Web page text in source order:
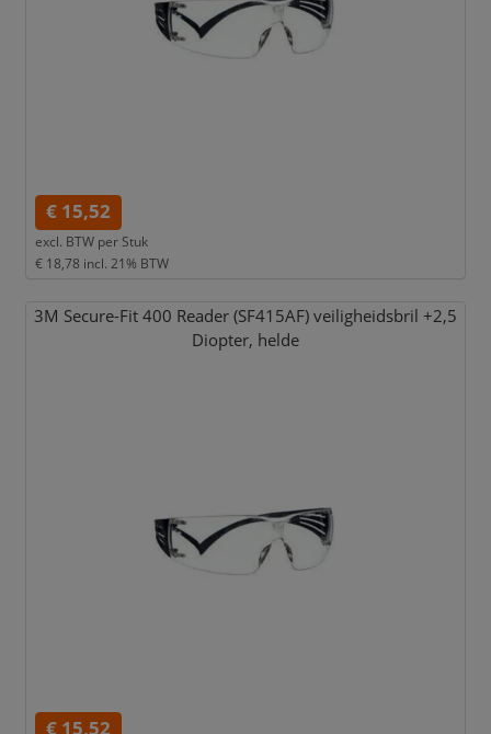
€ 15,52
excl. BTW per Stuk
€ 18,78 incl. 21% BTW
3M Secure-Fit 400 Reader (SF415AF) veiligheidsbril +2,5
Diopter, helde
€ 15,52